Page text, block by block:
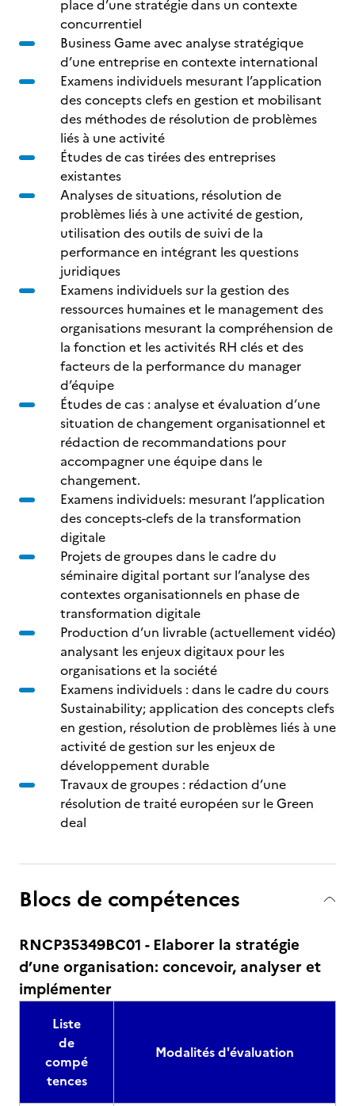
place d’une stratégie dans un contexte
concurrentiel
Business Game avec analyse stratégique
d’une entreprise en contexte international
Examens individuels mesurant l’application
des concepts clefs en gestion et mobilisant
des méthodes de résolution de problèmes
liés à une activité
Études de cas tirées des entreprises
existantes
Analyses de situations, résolution de
problèmes liés à une activité de gestion,
utilisation des outils de suivi de la
performance en intégrant les questions
juridiques
Examens individuels sur la gestion des
ressources humaines et le management des
organisations mesurant la compréhension de
la fonction et les activités RH clés et des
facteurs de la performance du manager
d’équipe
Études de cas : analyse et évaluation d’une
situation de changement organisationnel et
rédaction de recommandations pour
accompagner une équipe dans le
changement.
Examens individuels: mesurant l’application
des concepts-clefs de la transformation
digitale
Projets de groupes dans le cadre du
séminaire digital portant sur l’analyse des
contextes organisationnels en phase de
transformation digitale
Production d’un livrable (actuellement vidéo)
analysant les enjeux digitaux pour les
organisations et la société
Examens individuels : dans le cadre du cours
Sustainability; application des concepts clefs
en gestion, résolution de problèmes liés à une
activité de gestion sur les enjeux de
développement durable
Travaux de groupes : rédaction d’une
résolution de traité européen sur le Green
deal
Blocs de compétences
RNCP35349BC01 - Elaborer la stratégie
d’une organisation: concevoir, analyser et
implémenter
Liste
de
compé
tences
Modalités d'évaluation